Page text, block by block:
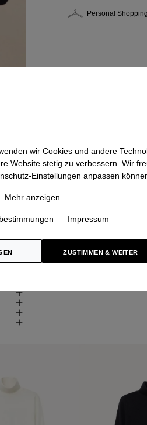
Personal Shopping
wir Cookies und andere
Website stetig zu verbessern. Wir
Einstellungen anpassen
Mehr anzeigen…
Impressum
ZUSTIMMEN & WEITER